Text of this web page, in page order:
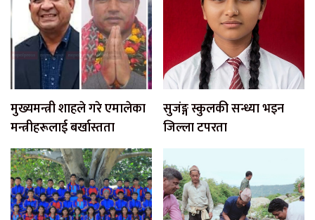
मुख्यमन्त्री शाहले गरे एमालेका
मन्त्रीहरूलाई बर्खास्तता
सुजंङ्ग स्कुलकी सन्ध्या भइन
जिल्ला टपरता